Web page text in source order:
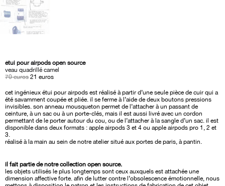
étui pour airpods open source
veau quadrillé camel
70euros le
initial
était :
70
euros.
21 eurosle
actuel
est :
21
euros.
cet ingénieux étui pour airpods est réalisé à partir d’une seule pièce de cuir qui a
été savamment coupée et pliée. il se ferme à l’aide de deux boutons pressions
invisibles. son anneau mousqueton permet de l’attacher à un passant de
ceinture, à un sac ou à un porte-clés, mais il est aussi livré avec un cordon
permettant de le porter autour du cou, ou de l’attacher à la sangle d’un sac. il est
disponible dans deux formats : apple airpods 3 et 4 ou apple airpods pro 1, 2 et
3.
réalisé à la main au sein de notre atelier situé aux portes de paris, à pantin.
il fait partie de notre collection open source.
les objets utilisés le plus longtemps sont ceux auxquels est attachée une
dimension affective forte. afin de lutter contre l’obsolescence émotionnelle, nous